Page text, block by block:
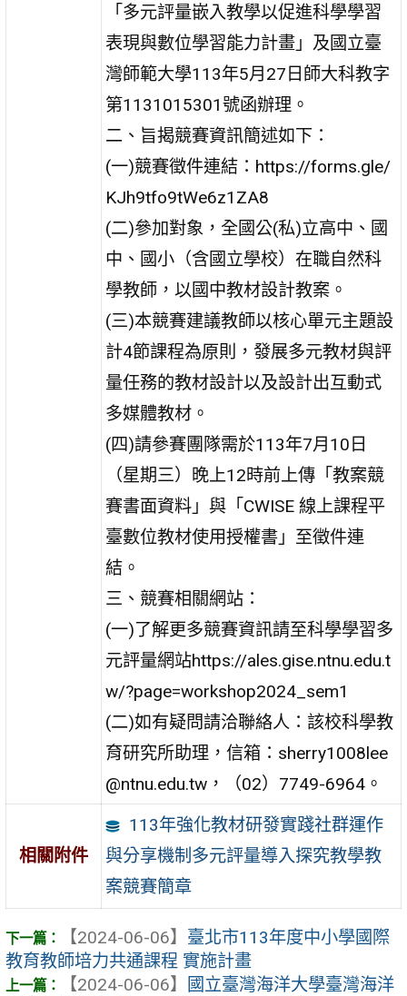
「多元評量嵌入教學以促進科學學習
表現與數位學習能力計畫」及國立臺
灣師範大學113年5月27日師大科教字
第1131015301號函辦理。
二、旨揭競賽資訊簡述如下：
(一)競賽徵件連結：https://forms.gle/
KJh9tfo9tWe6z1ZA8
(二)參加對象，全國公(私)立高中、國
中、國小（含國立學校）在職自然科
學教師，以國中教材設計教案。
(三)本競賽建議教師以核心單元主題設
計4節課程為原則，發展多元教材與評
量任務的教材設計以及設計出互動式
多媒體教材。
(四)請參賽團隊需於113年7月10日
（星期三）晚上12時前上傳「教案競
賽書面資料」與「CWISE 線上課程平
臺數位教材使用授權書」至徵件連
結。
三、競賽相關網站：
(一)了解更多競賽資訊請至科學學習多
元評量網站https://ales.gise.ntnu.edu.t
w/?page=workshop2024_sem1
(二)如有疑問請洽聯絡人：該校科學教
育研究所助理，信箱：sherry1008lee
@ntnu.edu.tw，（02）7749-6964。
相關附件
113年強化教材研發實踐社群運作
與分享機制多元評量導入探究教學教
案競賽簡章
【2024-06-06】 臺北市113年度中小學國際
教育教師培力共通課程 實施計畫
【2024-06-06】
國立臺灣海洋大學臺灣海洋